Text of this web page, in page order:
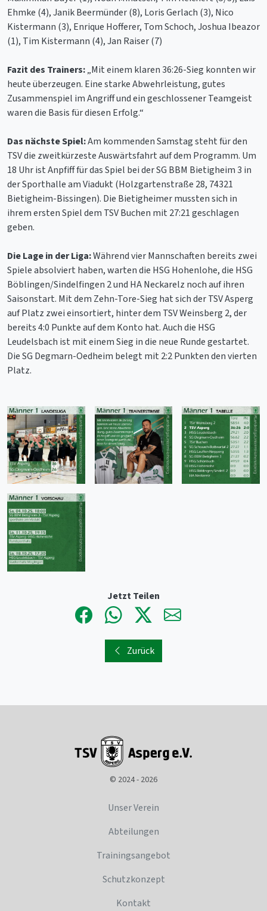
Ehmke (4), Janik Beermünder (8), Loris Gerlach (3), Nico
Kistermann (3), Enrique Hofferer, Tom Schoch, Joshua Ibeazor
(1), Tim Kistermann (4), Jan Raiser (7)
Fazit des Trainers:„Mit einem klaren 36:26-Sieg konnten wir
heute überzeugen. Eine starke Abwehrleistung, gutes
Zusammenspiel im Angriff und ein geschlossener Teamgeist
waren die Basis für diesen Erfolg.“
Das nächste Spiel:Am kommenden Samstag steht für den
TSV die zweitkürzeste Auswärtsfahrt auf dem Programm. Um
18 Uhr ist Anpfiff für das Spiel bei der SG BBM Bietigheim 3 in
der Sporthalle am Viadukt (Holzgartenstraße 28, 74321
Bietigheim-Bissingen). Die Bietigheimer mussten sich in
ihrem ersten Spiel dem TSV Buchen mit 27:21 geschlagen
geben.
Die Lage in der Liga:Während vier Mannschaften bereits zwei
Spiele absolviert haben, warten die HSG Hohenlohe, die HSG
Böblingen/Sindelfingen 2 und HA Neckarelz noch auf ihren
Saisonstart. Mit dem Zehn-Tore-Sieg hat sich der TSV Asperg
auf Platz zwei einsortiert, hinter dem TSV Weinsberg 2, der
bereits 4:0 Punkte auf dem Konto hat. Auch die HSG
Leudelsbach ist mit einem Sieg in die neue Runde gestartet.
Die SG Degmarn-Oedheim belegt mit 2:2 Punkten den vierten
Platz.
Jetzt Teilen
Zurück
© 2024 - 2026
Unser Verein
Abteilungen
Trainingsangebot
Schutzkonzept
Kontakt